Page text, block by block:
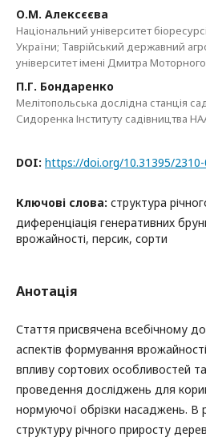
О.М. Алексєєва
Національний університет
України; Таврійський державний
університет імені Дмитра Моторного
П.Г. Бондаренко
Мелітопольська дослідна станція
Сидоренка Інституту садівництва
DOI: https://doi.org/10.31395/
Ключові слова: структура
диференціація генеративних
врожайності, персик, сорти
Анотація
Стаття присвячена всебічному
аспектів формування
впливу сортових особливостей
проведення досліджень для
нормуючої обрізки насаджень. В
структуру річного приросту